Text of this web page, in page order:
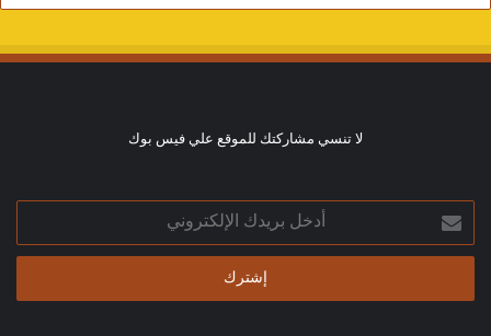
له بالبحث عن فرصة عمل جديدة خلال الاشهر الثلاث،
حيث ان العامل الذي جاء وتدرب علي نظام الدولة
لا تنسي مشاركتك للموقع علي فيس بوك
أدخل
بريدك
الإلكتروني